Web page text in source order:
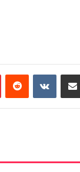
PinterestReddit